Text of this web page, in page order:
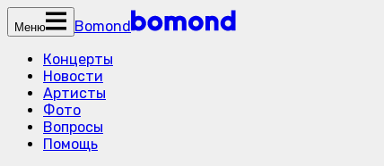
Меню
Bomond
Концерты
Новости
Артисты
Фото
Вопросы
Помощь